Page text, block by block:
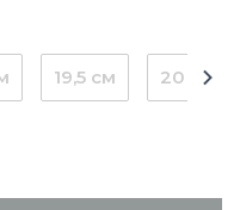
19,5 см 20 см